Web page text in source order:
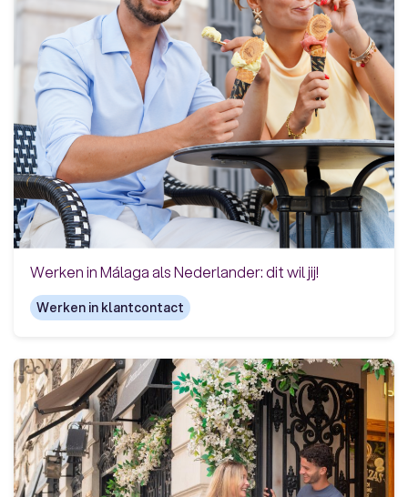
Werken in Málaga als Nederlander: dit wil jij!
Werken in klantcontact